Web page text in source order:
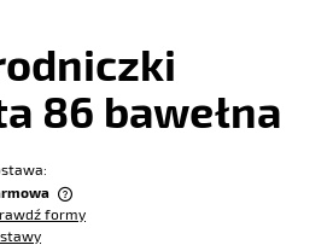
86 bawełna
kosztów płatności
formy